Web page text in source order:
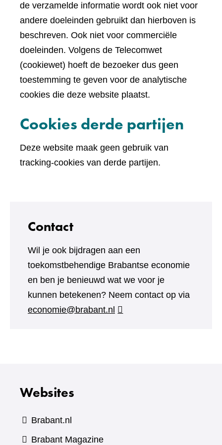
de verzamelde informatie wordt ook niet voor
andere doeleinden gebruikt dan hierboven is
beschreven. Ook niet voor commerciële
doeleinden. Volgens de Telecomwet
(cookiewet) hoeft de bezoeker dus geen
toestemming te geven voor de analytische
cookies die deze website plaatst.
Cookies derde partijen
Deze website maak geen gebruik van
tracking-cookies van derde partijen.
Contact
Wil je ook bijdragen aan een
toekomstbehendige Brabantse economie
en ben je benieuwd wat we voor je
kunnen betekenen? Neem contact op via
economie@brabant.nl
Websites
Brabant.nl
Brabant Magazine(verwijst